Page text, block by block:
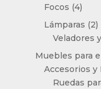
Focos 44
Lámparas 22
Veladores
Muebles para
Accesorios y
Ruedas